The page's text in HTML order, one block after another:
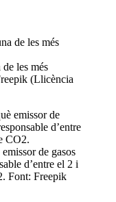
les més
(Llicència
de gasos
d’entre el 2 i
Font: Freepik